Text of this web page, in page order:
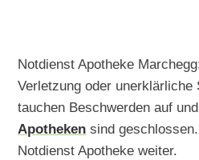
Notdienst Apotheke
Verletzung oder
tauchen Beschwerden auf
Apotheken sind
Notdienst Apotheke weiter.